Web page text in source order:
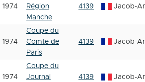
1974
Région
Manche
4139 Jacob-
1974
Coupe du
Comte de
Paris
4139 Jacob-
1974
Coupe du
Journal
4139 Jacob-